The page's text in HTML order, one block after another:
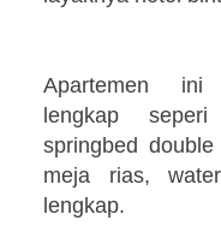
Apartemen ini
lengkap
springbed
meja rias,
lengkap.